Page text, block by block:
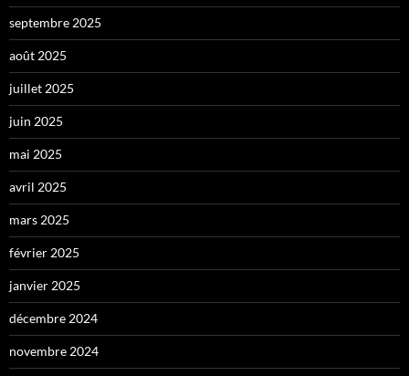
septembre 2025
août 2025
juillet 2025
juin 2025
mai 2025
avril 2025
mars 2025
février 2025
janvier 2025
décembre 2024
novembre 2024